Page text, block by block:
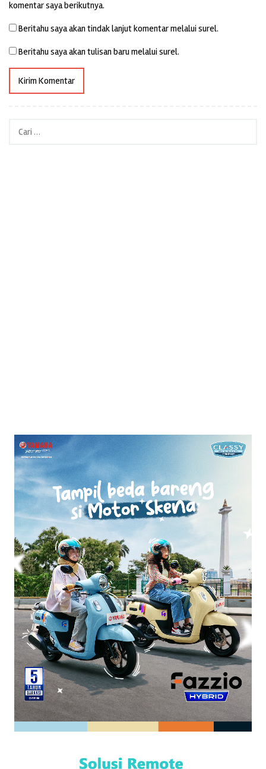
komentar saya berikutnya.
Beritahu saya akan tindak lanjut komentar melalui surel.
Beritahu saya akan tulisan baru melalui surel.